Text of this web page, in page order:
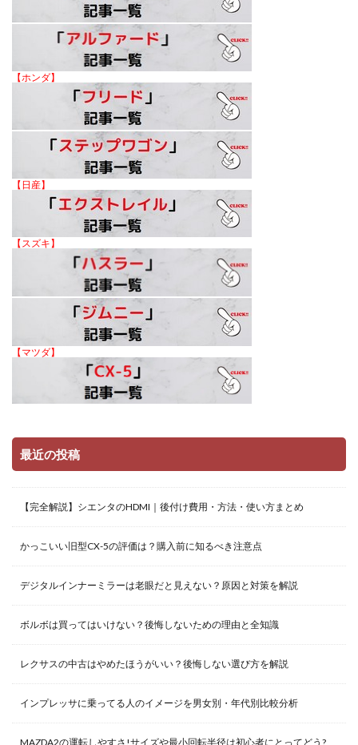
【ホンダ】
【日産】
【スズキ】
【マツダ】
最近の投稿
【完全解説】シエンタのHDMI｜後付け費用・方法・使い方まとめ
かっこいい旧型CX-5の評価は？購入前に知るべき注意点
デジタルインナーミラーは老眼だと見えない？原因と対策を解説
ボルボは買ってはいけない？後悔しないための理由と全知識
レクサスの中古はやめたほうがいい？後悔しない選び方を解説
インプレッサに乗ってる人のイメージを男女別・年代別比較分析
MAZDA2の運転しやすさ!サイズや最小回転半径は初心者にとってどう?